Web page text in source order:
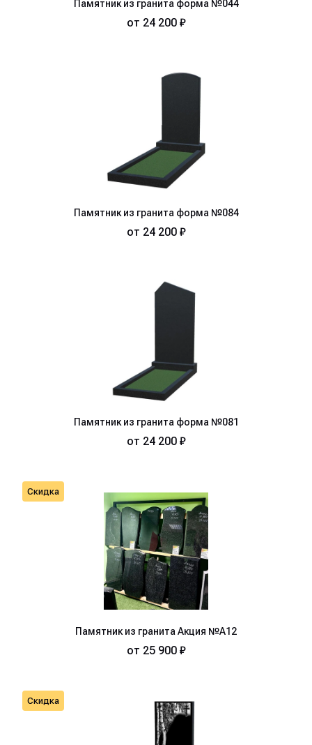
Памятник из гранита форма №044
от 24 200 ₽
Памятник из гранита форма №084
от 24 200 ₽
Памятник из гранита форма №081
от 24 200 ₽
Памятник из гранита Акция №А12
от 25 900 ₽
Скидка
Скидка